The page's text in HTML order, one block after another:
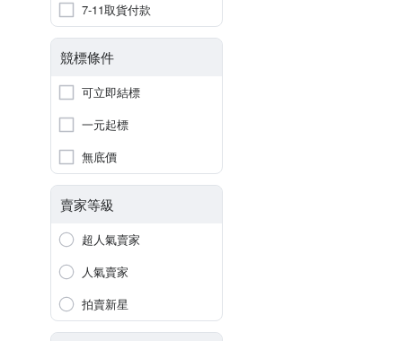
7-11取貨付款
競標條件
可立即結標
一元起標
無底價
賣家等級
超人氣賣家
人氣賣家
拍賣新星